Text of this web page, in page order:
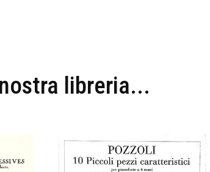
libreria...